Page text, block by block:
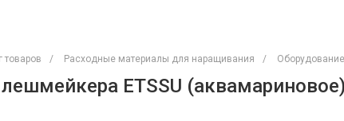
товаров / Расходные материалы для наращивания /
ETSSU (аквамариновое)